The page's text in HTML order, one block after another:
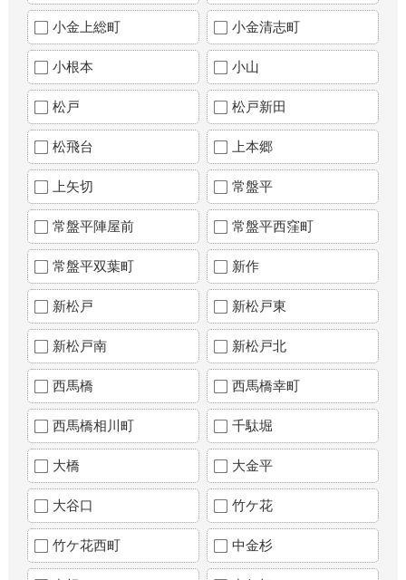
小金上総町 小金清志町
小根本 小山
松戸 松戸新田
松飛台 上本郷
上矢切 常盤平
常盤平陣屋前 常盤平西窪町
常盤平双葉町 新作
新松戸 新松戸東
新松戸南 新松戸北
西馬橋 西馬橋幸町
西馬橋相川町 千駄堀
大橋 大金平
大谷口 竹ケ花
竹ケ花西町 中金杉